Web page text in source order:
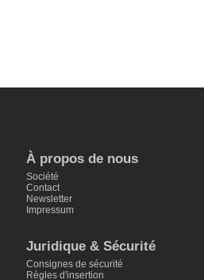
À propos de nous
Société
Contact
Newsletter
Impressum
Juridique & Sécurité
Consignes de sécurité
Règles d'insertion